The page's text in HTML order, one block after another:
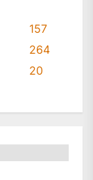
157
264
20